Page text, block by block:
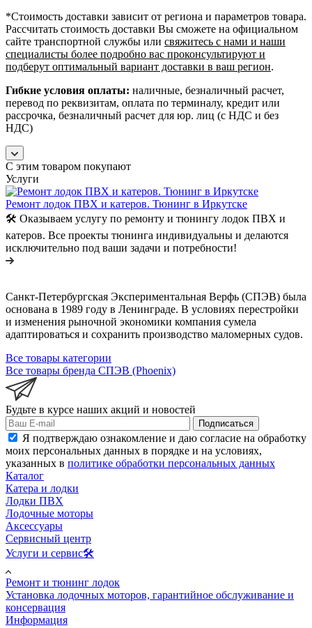
*Cтоимость доставки зависит от региона и параметров товара.
Рассчитать стоимость доставки Вы сможете на официальном
сайте транспортной службы или свяжитесь с нами и наши
специалисты более подробно вас проконсультируют и
подберут оптимальный вариант доставки в ваш регион.
Гибкие условия оплаты: наличные, безналичный расчет,
перевод по реквизитам, оплата по терминалу, кредит или
рассрочка, безналичный расчет для юр. лиц (с НДС и без
НДС)
С этим товаром покупают
Услуги
Ремонт лодок ПВХ и катеров. Тюнинг в Иркутске
🛠️ Оказываем услугу по ремонту и тюнингу лодок ПВХ и
катеров. Все проекты тюнинга индивидуальны и делаются
исключительно под ваши задачи и потребности!
Санкт-Петербургская Экспериментальная Верфь (СПЭВ) была
основана в 1989 году в Ленинграде. В условиях перестройки
и изменения рыночной экономики компания сумела
адаптироваться и сохранить производство маломерных судов.
Все товары категории
Все товары бренда СПЭВ (Phoenix)
Будьте в курсе наших акций и новостей
Подписаться
Я подтверждаю ознакомление и даю согласие на обработку
моих персональных данных в порядке и на условиях,
указанных в политике обработки персональных данных
Каталог
Катера и лодки
Лодки ПВХ
Лодочные моторы
Аксессуары
Сервисный центр
Услуги и сервис🛠️
Ремонт и тюнинг лодок
Установка лодочных моторов, гарантийное обслуживание и
консервация
Информация